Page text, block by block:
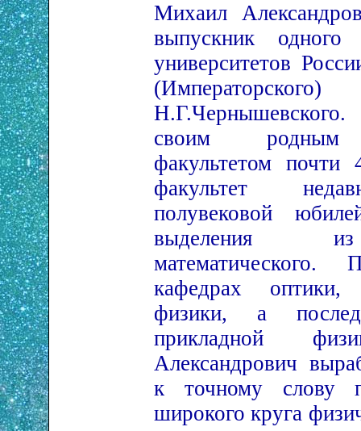
Михаил
выпускник
университетов
своим родным
факультетом
факультет
полувековой
выделения
математического.
кафедрах
физики, а
прикладной
Александрович
к точному слову
широкого круга